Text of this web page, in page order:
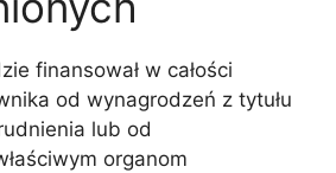
finansował w całości
od wynagrodzeń z tytułu
lub od
organom